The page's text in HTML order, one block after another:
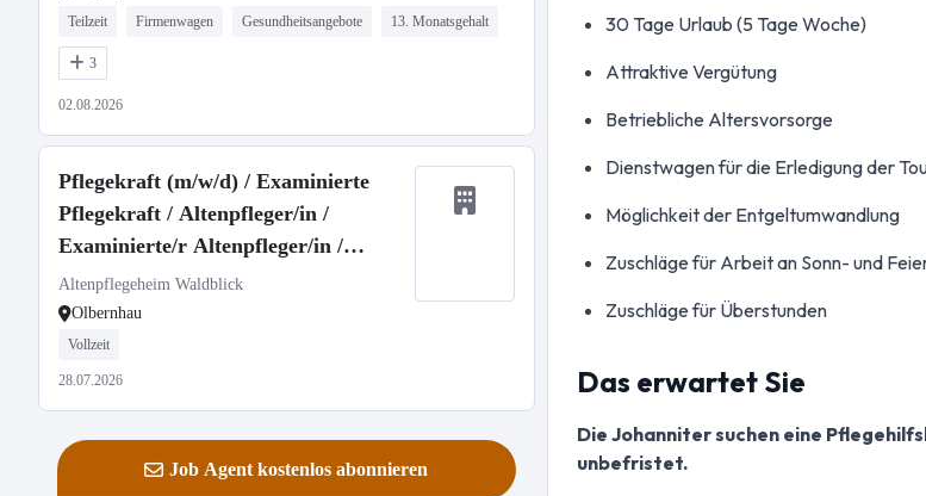
Teilzeit Firmenwagen Gesundheitsangebote 13. Monatsgehalt
3
02.08.2026
Pflegekraft (m/w/d) / Examinierte
Pflegekraft / Altenpfleger/in /
Examinierte/r Altenpfleger/in /
Pflegefachkraft / Altenpflegehelfer/in
/ Pflegehelfer/in / Helfer in der Pflege
(m/w/d)
Altenpflegeheim Waldblick
Olbernhau
Vollzeit
28.07.2026
Job Agent kostenlos abonnieren